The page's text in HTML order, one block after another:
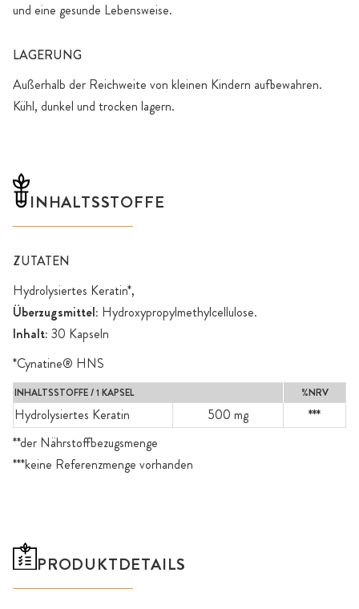
und eine gesunde Lebensweise.
LAGERUNG
Außerhalb der Reichweite von kleinen Kindern aufbewahren.
Kühl, dunkel und trocken lagern.
INHALTSSTOFFE
ZUTATEN
Hydrolysiertes Keratin*,
Überzugsmittel: Hydroxypropylmethylcellulose.
Inhalt: 30 Kapseln
*Cynatine® HNS
INHALTSSTOFFE / 1 KAPSEL %NRV
Hydrolysiertes Keratin 500 mg
***
**der Nährstoffbezugsmenge
***keine Referenzmenge vorhanden
PRODUKTDETAILS